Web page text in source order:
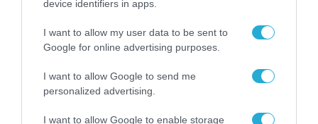
device identifiers in apps.
I want to allow my user data to be sent to
Google for online advertising purposes.
I want to allow Google to send me
personalized advertising.
I want to allow Google to enable storage
02.06.2025 | 17:31
Κατέρρευσαν οι ειρηνευτικές συνομιλίες
Ρωσίας-Ουκρανίας στην Πόλη: «Τώρα είναι
Η Ρωσία ετοιμάζει την απάντησή της στην ουκρανική
επίθεση και η επίθεση θα έχει να κάνει με τον ίδιο τον
Β.Ζελένσκι